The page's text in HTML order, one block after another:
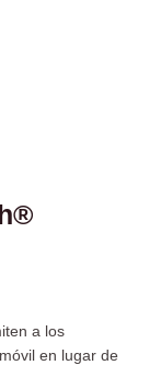
a los
en lugar de